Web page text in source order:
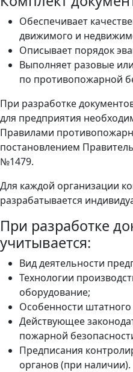
Обеспечивает
движимого и
Описывает порядок
Выполняет разовые
по противопожарной
При разработке
для предприятия
Правилами
постановлением
№1479.
Для каждой организации
разрабатывается
При разработке
учитывается:
Вид деятельности
Технологии
оборудование;
Особенности
Действующее
пожарной
Предписания
органов (при наличии).